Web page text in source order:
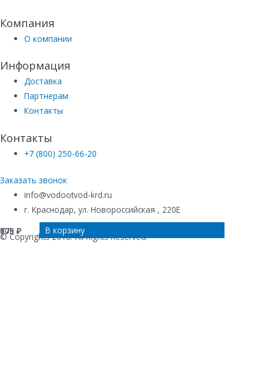
809 ₽ В корзину
176 ₽ В корзину
775 ₽ В корзину
605 ₽ В корзину
Компания
О компании
Информация
Доставка
Партнерам
Контакты
Контакты
+7 (800) 250-66-20
Заказать звонок
info@vodootvod-krd.ru
г. Краснодар, ул. Новороссийская , 220Е
© Copyrights 2018. All Rights Reserved.